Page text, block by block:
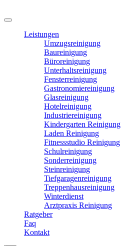
Leistungen
Umzugsreinigung
Baureinigung
Büroreinigung
Unterhaltsreinigung
Fensterreinigung
Gastronomiereinigung
Glasreinigung
Hotelreinigung
Industriereinigung
Kindergarten Reinigung
Laden Reinigung
Fitnessstudio Reinigung
Schulreinigung
Sonderreinigung
Steinreinigung
Tiefgaragenreinigung
Treppenhausreinigung
Winterdienst
Arztpraxis Reinigung
Ratgeber
Faq
Kontakt